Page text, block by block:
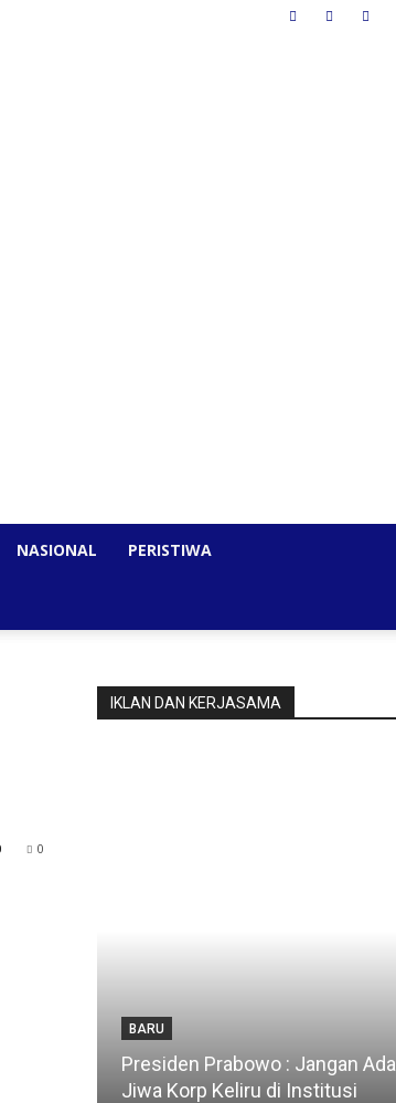
NASIONAL PERISTIWA
0
IKLAN DAN KERJASAMA
BARU
Presiden Prabowo : Jangan Ada
Jiwa Korp Keliru di Institusi